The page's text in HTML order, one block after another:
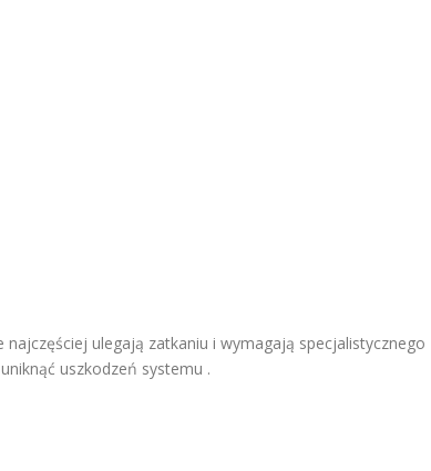
ulegają zatkaniu i wymagają specjalistycznego
uszkodzeń systemu .